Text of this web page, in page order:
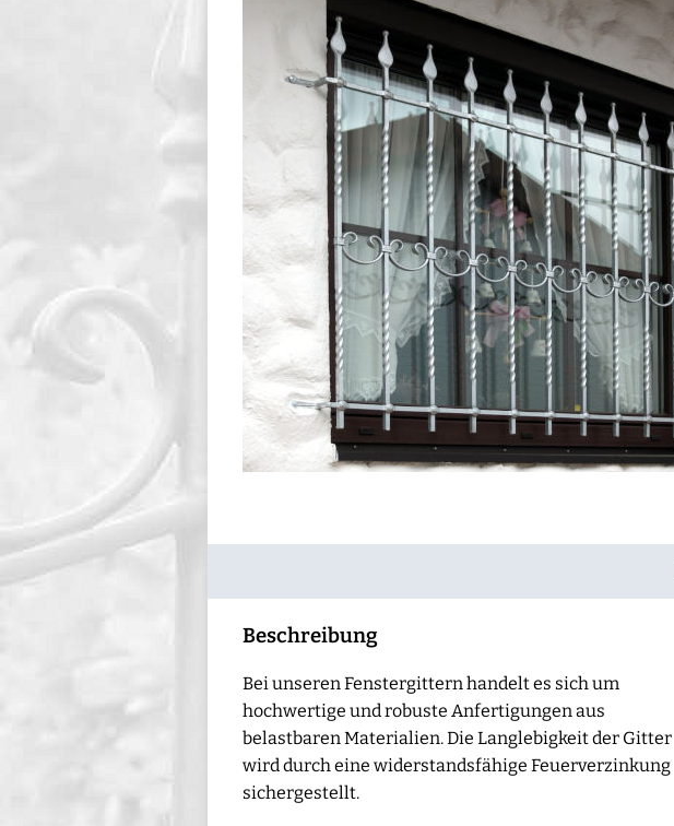
Beschreibung
Bei unseren Fenstergittern handelt es sich um
hochwertige und robuste Anfertigungen aus
belastbaren Materialien. Die Langlebigkeit der Gitter
wird durch eine widerstandsfähige Feuerverzinkung
sichergestellt.